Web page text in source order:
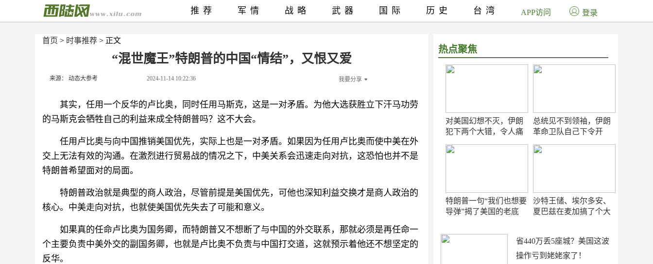
首页 > 时事推荐 > 正文
“混世魔王”特朗普的中国“情结”，又恨又爱
来源： 动态大参考 2024-11-14 10:22:36 我要分享
其实，任用一个反华的卢比奥，同时任用马斯克，这是一对矛盾。为他大选获胜立下汗马功劳
的马斯克会牺牲自己的利益来成全特朗普吗？这不大会。
任用卢比奥与向中国推销美国优先，实际上也是一对矛盾。如果因为任用卢比奥而使中美在外
交上无法有效的沟通。在激烈进行贸易战的情况之下，中美关系会迅速走向对抗，这恐怕也并不是
特朗普希望面对的局面。
特朗普政治就是典型的商人政治，尽管前提是美国优先，可他也深知利益交换才是商人政治的
核心。中美走向对抗，也就使美国优先失去了可能和意义。
如果真的任命卢比奥为国务卿，而特朗普又不想断了与中国的外交联系，那就必须是再任命一
个主要负责中美外交的副国务卿，也就是卢比奥不负责与中国打交道，这就预示着他还不想坚定的
反华。
热点聚焦
对美国幻想不灭，伊朗
犯下两个大错，令人痛
总统见不到领袖，伊朗
革命卫队自己下令开
特朗普一句“我们也想要
导弹”揭了美国的老底
沙特王储、埃尔多安、
夏巴兹在麦加搞了个大
省440万丢5座城？美国这波
操作亏到姥姥家了！
推荐 军情 战略 武器 国际 历史 台湾 APP访问 登录